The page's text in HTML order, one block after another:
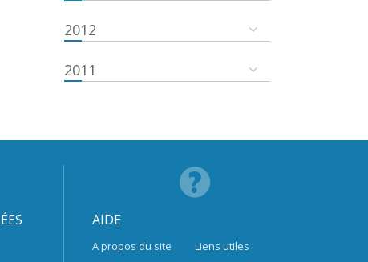
2012
2011
AIDE
A propos du site
Liens utiles